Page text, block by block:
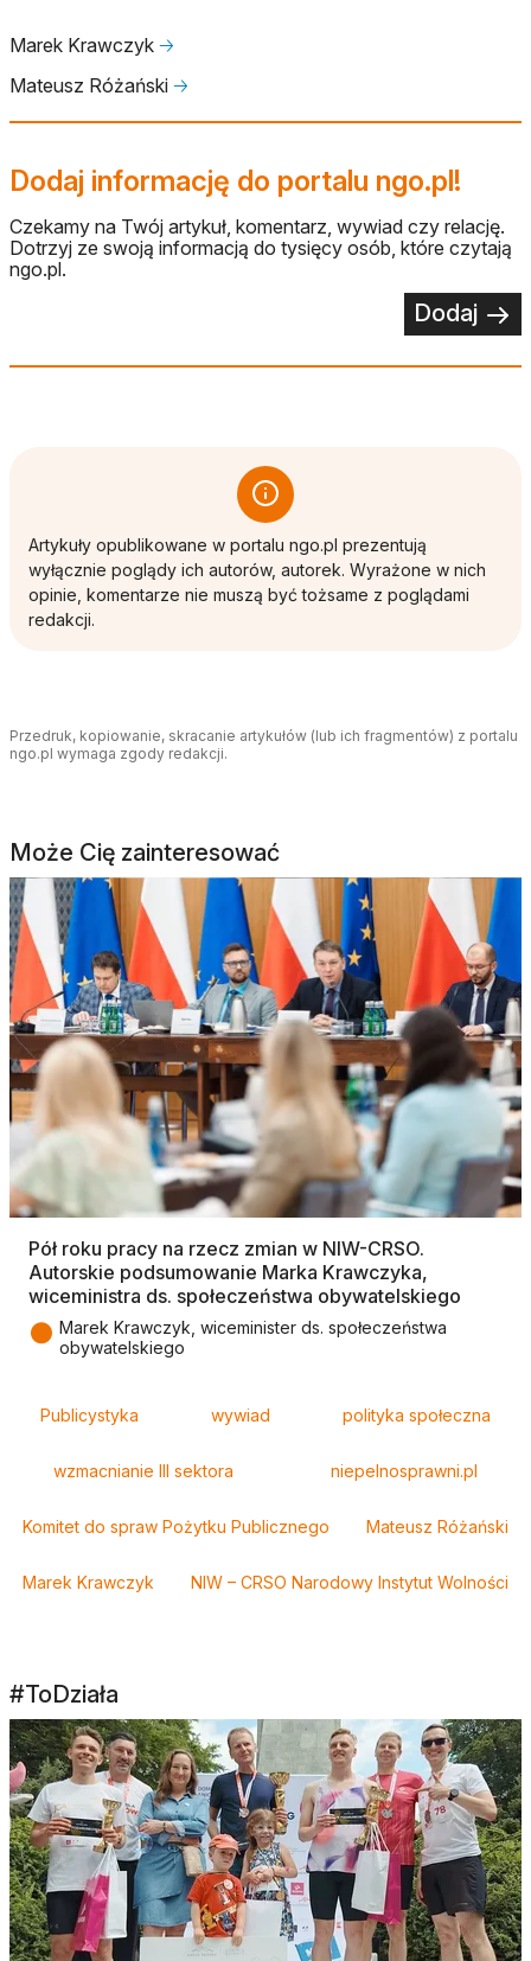
Marek Krawczyk 🡢
Mateusz Różański 🡢
Dodaj informację do portalu ngo.pl!
Czekamy na Twój artykuł, komentarz, wywiad czy relację.
Dotrzyj ze swoją informacją do tysięcy osób, które czytają
ngo.pl.
Dodaj
Artykuły opublikowane w portalu ngo.pl prezentują
wyłącznie poglądy ich autorów, autorek. Wyrażone w nich
opinie, komentarze nie muszą być tożsame z poglądami
redakcji.
Przedruk, kopiowanie, skracanie artykułów (lub ich fragmentów) z portalu
ngo.pl wymaga zgody redakcji.
Może Cię zainteresować
Pół roku pracy na rzecz zmian w NIW-CRSO.
Autorskie podsumowanie Marka Krawczyka,
wiceministra ds. społeczeństwa obywatelskiego
● Marek Krawczyk, wiceminister ds. społeczeństwa
obywatelskiego
Publicystyka wywiad polityka społeczna
wzmacnianie III sektora niepelnosprawni.pl
Komitet do spraw Pożytku Publicznego Mateusz Różański
Marek Krawczyk NIW – CRSO Narodowy Instytut Wolności
#ToDziała